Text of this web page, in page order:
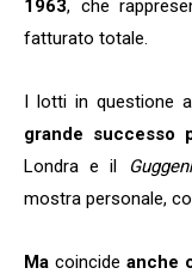
1963, che
fatturato totale.
I lotti in questione
grande successo
Londra e il
mostra personale,
Ma coincide anche